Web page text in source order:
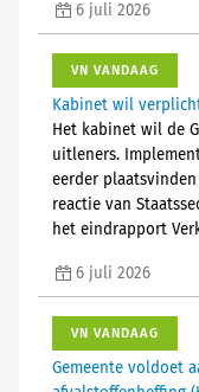
6 juli 2026
VN VANDAAG
Kabinet wil
Het kabinet wil de
uitleners.
eerder
reactie van
het eindrapport
6 juli 2026
VN VANDAAG
Gemeente voldoet